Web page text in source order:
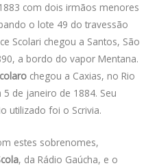
com dois irmãos menores
o lote 49 do travessão
Scolari chegou a Santos, São
a bordo do vapor Mentana.
chegou a Caxias, no Rio
de janeiro de 1884. Seu
utilizado foi o Scrivia.
estes sobrenomes,
, da Rádio Gaúcha, e o